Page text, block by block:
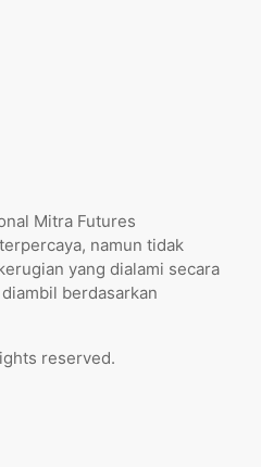
Mitra Futures
namun tidak
yang dialami secara
berdasarkan
reserved.